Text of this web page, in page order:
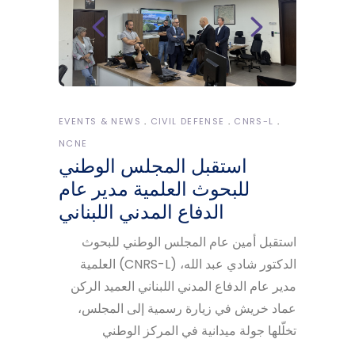
EVENTS & NEWS CIVIL DEFENSE
CNRS-L
NCNE
استقبل المجلس الوطني
للبحوث العلمية مدير عام
الدفاع المدني اللبناني
استقبل أمين عام المجلس الوطني للبحوث
العلمية (CNRS-L) الدكتور شادي عبد الله،
مدير عام الدفاع المدني اللبناني العميد الركن
عماد خريش في زيارة رسمية إلى المجلس،
تخلّلها جولة ميدانية في المركز الوطني